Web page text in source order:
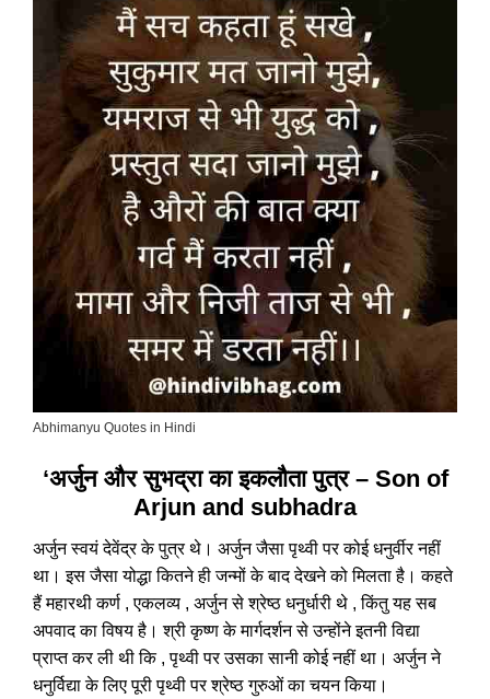
Abhimanyu Quotes in Hindi
‘अर्जुन और सुभद्रा का इकलौता पुत्र – Son of
Arjun and subhadra
अर्जुन स्वयं देवेंद्र के पुत्र थे। अर्जुन जैसा पृथ्वी पर कोई धनुर्वीर नहीं
था। इस जैसा योद्धा कितने ही जन्मों के बाद देखने को मिलता है। कहते
हैं महारथी कर्ण , एकलव्य , अर्जुन से श्रेष्ठ धनुर्धारी थे , किंतु यह सब
अपवाद का विषय है। श्री कृष्ण के मार्गदर्शन से उन्होंने इतनी विद्या
प्राप्त कर ली थी कि , पृथ्वी पर उसका सानी कोई नहीं था। अर्जुन ने
धनुर्विद्या के लिए पूरी पृथ्वी पर श्रेष्ठ गुरुओं का चयन किया।